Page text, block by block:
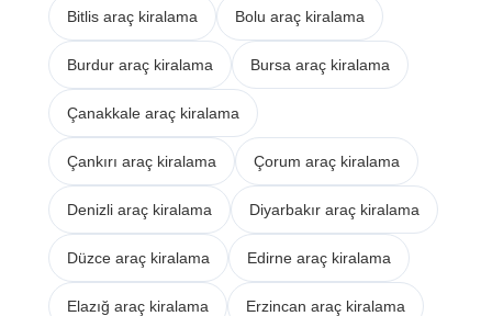
Bitlis araç kiralama Bolu araç kiralama
Burdur araç kiralama Bursa araç kiralama
Çanakkale araç kiralama
Çankırı araç kiralama Çorum araç kiralama
Denizli araç kiralama Diyarbakır araç kiralama
Düzce araç kiralama Edirne araç kiralama
Elazığ araç kiralama Erzincan araç kiralama